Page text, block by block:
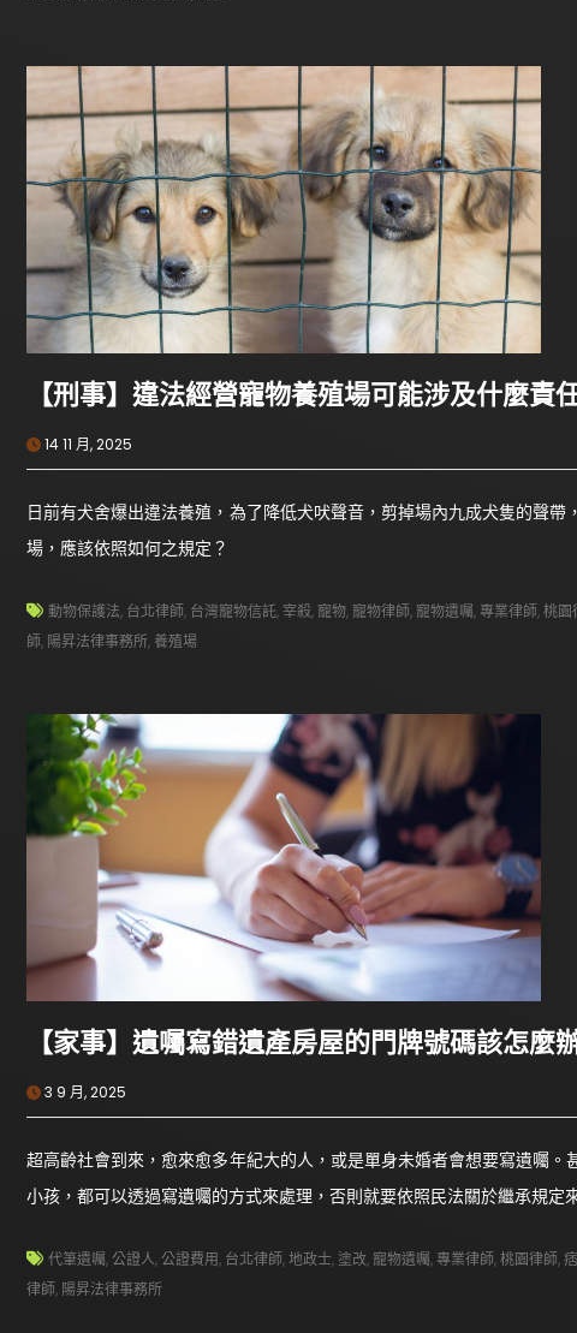
【刑事】違法經營寵物養殖場可能涉及什麼責
14 11 月, 2025
日前有犬舍爆出違法養殖，為了降低犬吠聲音，剪掉場內九成犬隻的聲
場，應該依照如何之規定？
動物保護法, 台北律師, 台灣寵物信託, 宰殺, 寵物, 寵物律師, 寵物遺囑,專業律師,桃園
師, 陽昇法律事務所,養殖場
【家事】遺囑寫錯遺產房屋的門牌號碼該怎麼
3 9 月, 2025
超高齡社會到來，愈來愈多年紀大的人，或是單身未婚者會想要寫遺囑
小孩，都可以透過寫遺囑的方式來處理，否則就要依照民法關於繼承規定
代筆遺囑,公證人,公證費用, 台北律師,地政士, 塗改, 寵物遺囑,專業律師,桃園律師,
律師, 陽昇法律事務所